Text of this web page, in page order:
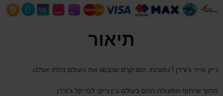
תיאור
נייק אייר ג’ורדן 1 נמוכות. הסניקרס שכבשו את העולם נחתו אצלנו.
מתוך שיתוף הפעולה החם בעולם בין נייקי למייקל ג’ורדן .